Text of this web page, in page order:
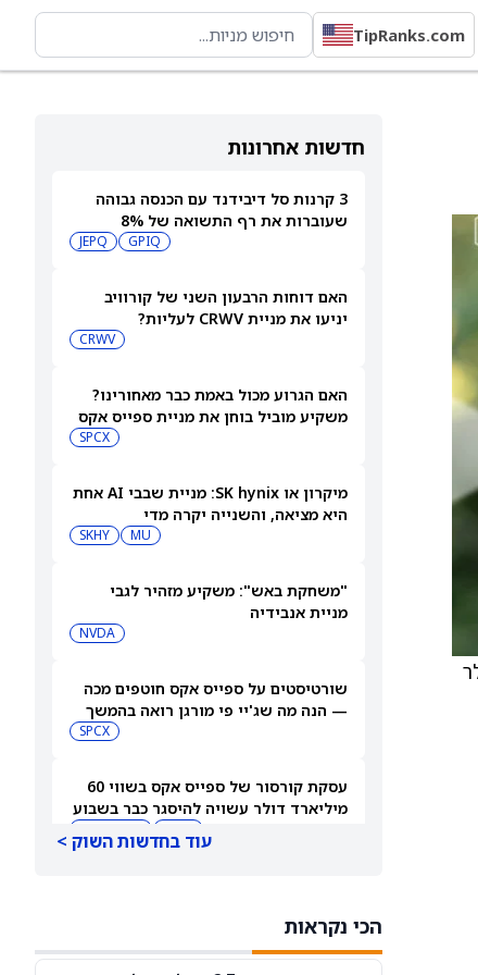
TipRanks.com
חדשות אחרונות
3 קרנות סל דיבידנד עם הכנסה גבוהה
שעוברות את רף התשואה של 8%
GPIQ
JEPQ
האם דוחות הרבעון השני של קורוויב
יניעו את מניית CRWV לעליות?
CRWV
האם הגרוע מכול באמת כבר מאחורינו?
משקיע מוביל בוחן את מניית ספייס אקס
SPCX
מיקרון או SK hynix: מניית שבבי AI אחת
היא מציאה, והשנייה יקרה מדי
MU
SKHY
"משחקת באש": משקיע מזהיר לגבי
מניית אנבידיה
NVDA
שורטיסטים על ספייס אקס חוטפים מכה
— הנה מה שג'יי פי מורגן רואה בהמשך
SPCX
עסקת קורסור של ספייס אקס בשווי 60
מיליארד דולר עשויה להיסגר כבר בשבוע
לטסלה
עוד בחדשות השוק >
הכי נקראות